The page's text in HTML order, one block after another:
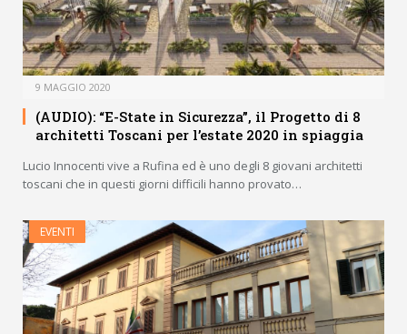
9 MAGGIO 2020
(AUDIO): “E-State in Sicurezza”, il Progetto di 8
architetti Toscani per l’estate 2020 in spiaggia
Lucio Innocenti vive a Rufina ed è uno degli 8 giovani architetti
toscani che in questi giorni difficili hanno provato…
EVENTI